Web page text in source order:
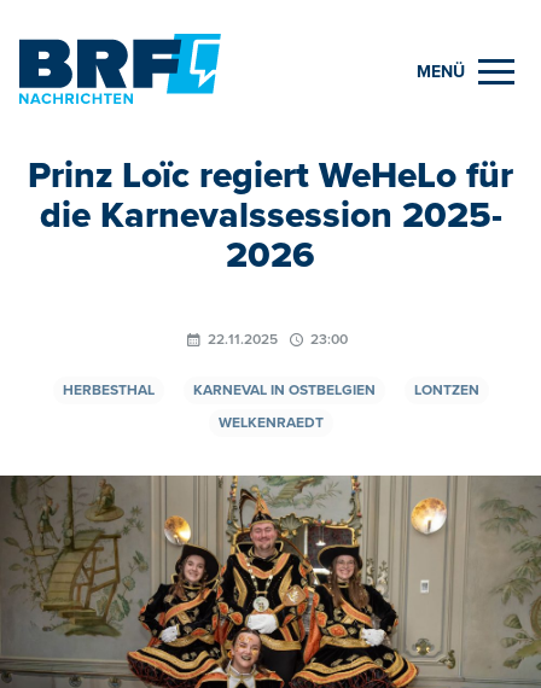
MENÜ
Prinz Loïc regiert WeHeLo für
die Karnevalssession 2025-
2026
22.11.2025 23:00
HERBESTHAL KARNEVAL IN OSTBELGIEN
LONTZEN
WELKENRAEDT